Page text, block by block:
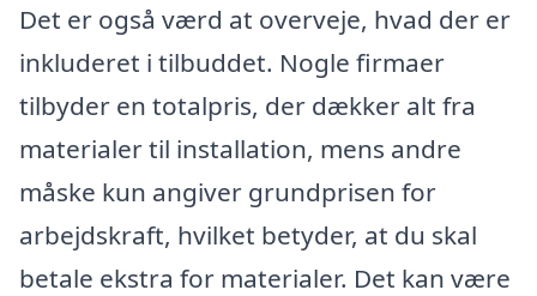
Det er også værd at overveje, hvad der er
inkluderet i tilbuddet. Nogle firmaer
tilbyder en totalpris, der dækker alt fra
materialer til installation, mens andre
måske kun angiver grundprisen for
arbejdskraft, hvilket betyder, at du skal
betale ekstra for materialer. Det kan være